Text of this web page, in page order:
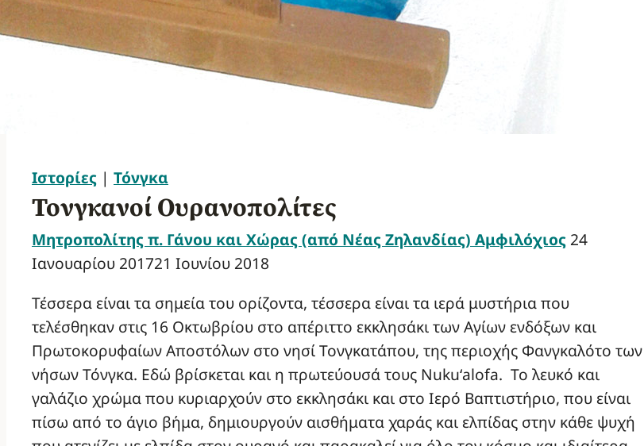
Ιστορίες | Τόνγκα
Τονγκανοί Ουρανοπολίτες
Μητροπολίτης π. Γάνου και Χώρας (από Νέας Ζηλανδίας) Αμφιλόχιος 24
Ιανουαρίου 201721 Ιουνίου 2018
Τέσσερα είναι τα σημεία του ορίζοντα, τέσσερα είναι τα ιερά μυστήρια που
τελέσθηκαν στις 16 Οκτωβρίου στο απέριττο εκκλησάκι των Αγίων ενδόξων και
Πρωτοκορυφαίων Αποστόλων στο νησί Τονγκατάπου, της περιοχής Φανγκαλότο των
νήσων Τόνγκα. Εδώ βρίσκεται και η πρωτεύουσά τους Nukuʻalofa. Το λευκό και
γαλάζιο χρώμα που κυριαρχούν στο εκκλησάκι και στο Ιερό Βαπτιστήριο, που είναι
πίσω από το άγιο βήμα, δημιουργούν αισθήματα χαράς και ελπίδας στην κάθε ψυχή